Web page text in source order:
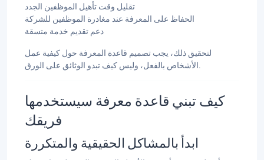
تقليل وقت تأهيل الموظفين الجدد
الحفاظ على المعرفة عند مغادرة الموظفين للشركة
دعم تقديم خدمة متسقة
لتحقيق ذلك، يجب تصميم قاعدة المعرفة حول كيفية عمل
الأشخاص بالفعل، وليس كيف تبدو الوثائق على الورق.
كيف تبني قاعدة معرفة سيستخدمها
فريقك
ابدأ بالمشاكل الحقيقية والمتكررة